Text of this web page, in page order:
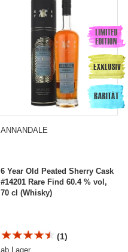
ANNANDALE
6 Year Old Peated Sherry Cask
#14201 Rare Find 60.4 % vol,
70 cl (Whisky)
(1)
ab Lager